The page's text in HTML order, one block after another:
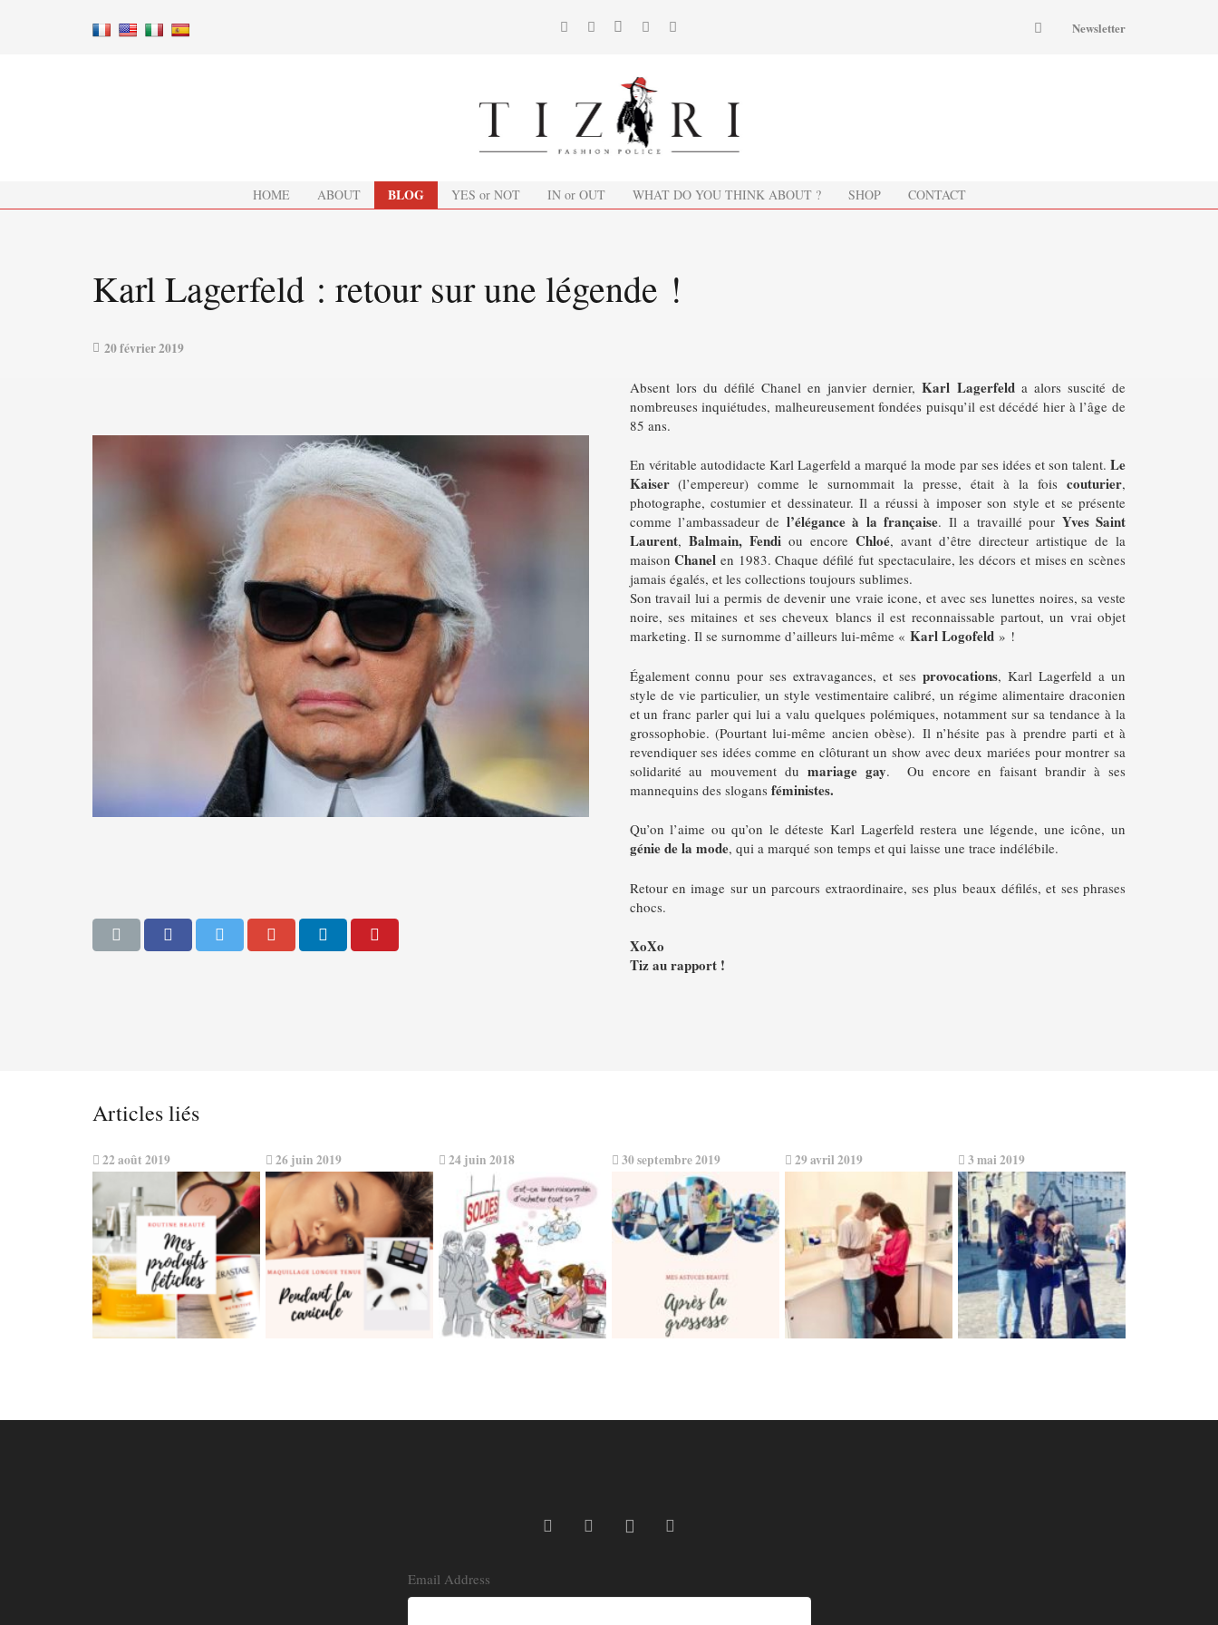
Newsletter
HOME ABOUT BLOG YES or NOT IN or OUT WHAT DO YOU THINK ABOUT ? SHOP CONTACT
Karl Lagerfeld : retour sur une légende !
20 février 2019
Absent lors du défilé Chanel en janvier dernier,Karl Lagerfelda alors suscité de
nombreuses inquiétudes, malheureusement fondées puisqu’il est décédé hier à l’âge de
85 ans.
En véritable autodidacte Karl Lagerfeld a marqué la mode par ses idées et son talent. Le
Kaiser(l’empereur) comme le surnommait la presse, était à la fois couturier,
photographe, costumier et dessinateur.Il a réussi à imposer son style et se présente
comme l’ambassadeur de l’élégance à la française. Il a travaillé pour Yves Saint
Laurent, Balmain, Fendi ou encore Chloé, avant d’être directeur artistique de la
maisonChanel en 1983.Chaque défilé fut spectaculaire, les décors et mises en scènes
jamais égalés, et les collections toujours sublimes.
Son travail lui a permis de devenir une vraie icone, et avec ses lunettes noires, sa veste
noire, ses mitaines et ses cheveux blancs il est reconnaissable partout, un vrai objet
marketing. Il se surnomme d’ailleurs lui-même « Karl Logofeld» !
Également connu pour ses extravagances, et sesprovocations, Karl Lagerfeld a un
style de vie particulier, un style vestimentaire calibré, un régime alimentaire draconien
et un franc parler qui lui a valu quelques polémiques, notamment sur sa tendance à la
grossophobie. (Pourtant lui-même ancien obèse). Il n’hésite pas à prendre parti et à
revendiquer ses idées comme en clôturant un show avec deux mariées pour montrer sa
solidarité au mouvement dumariage gay.
Ou encore en faisant brandir à ses
mannequins des slogans féministes.
Qu’on l’aime ou qu’on le déteste Karl Lagerfeld restera une légende, une icône, un
génie de la mode, qui a marqué son temps et qui laisse une trace indélébile.
Retour en image sur un parcours extraordinaire, ses plus beaux défilés, et ses phrases
chocs.
XoXo
Tiz au rapport !
Articles liés
22 août 2019 26 juin 2019 24 juin 2018 30 septembre 2019 29 avril 2019 3 mai 2019
Email Address